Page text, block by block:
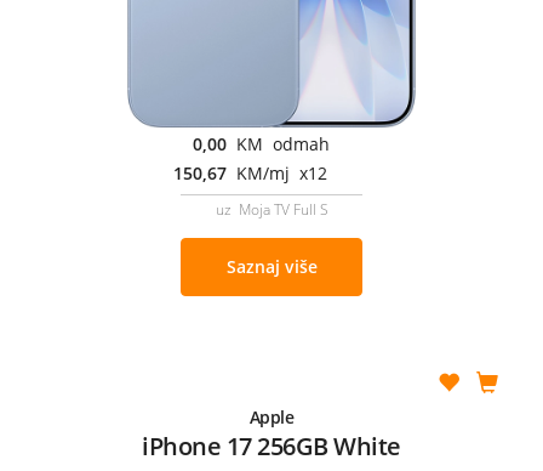
0,00 KM odmah
150,67 KM/mj x12
uz Moja TV Full S
Saznaj više
Apple
iPhone 17 256GB White